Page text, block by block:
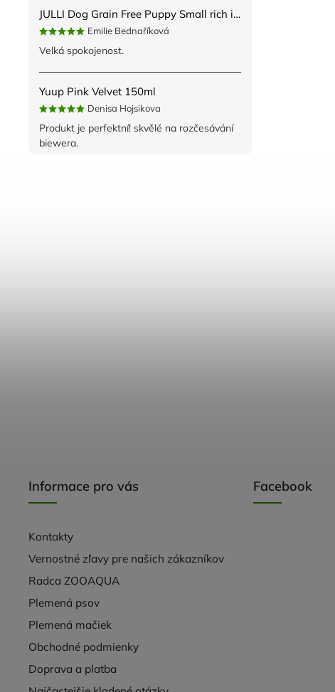
JULLI Dog Grain Free Puppy Small rich in fresh Turkey & Potato 2kg
Emilie Bednaříková
Velká spokojenost.
Yuup Pink Velvet 150ml
Denisa Hojsikova
Produkt je perfektní! skvělé na rozčesávání
biewera.
Informace pro vás
Kontakty
Vernostné zľavy pre našich zákazníkov
Radca ZOOAQUA
Plemená psov
Plemená mačiek
Obchodné podmienky
Doprava a platba
Facebook